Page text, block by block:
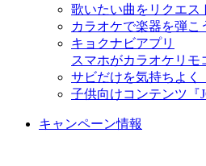
歌いたい曲をリクエス
カラオケで楽器を弾こ
キョクナビアプリ
スマホがカラオケリモ
サビだけを気持ちよく
子供向けコンテンツ『
キャンペーン情報